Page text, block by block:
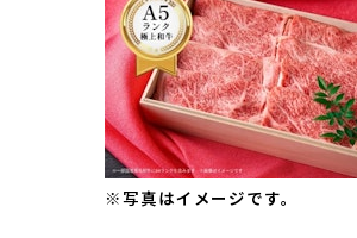
※写真はイメージです。